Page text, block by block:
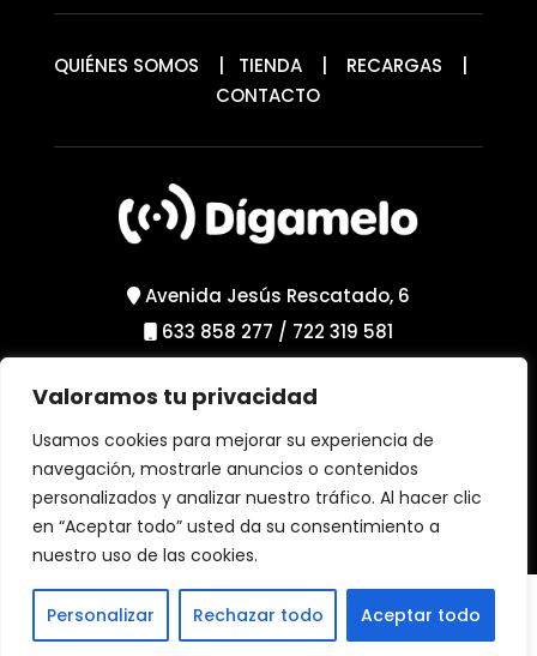
Valoramos tu privacidad
Usamos cookies para mejorar su experiencia de
navegación, mostrarle anuncios o contenidos
personalizados y analizar nuestro tráfico. Al hacer clic
en “Aceptar todo” usted da su consentimiento a
nuestro uso de las cookies.
Personalizar Rechazar todo Aceptar todo
QUIÉNES SOMOS TIENDA RECARGAS
CONTACTO
Avenida Jesús Rescatado, 6
633 858 277 / 722 319 581
Política de Privacidad
Política de Cookies
Aviso Legal